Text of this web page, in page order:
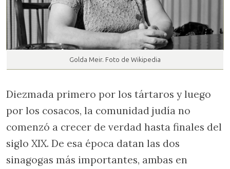
Golda Meir. Foto de Wikipedia
Diezmada primero por los tártaros y luego
por los cosacos, la comunidad judía no
comenzó a crecer de verdad hasta finales del
siglo XIX. De esa época datan las dos
sinagogas más importantes, ambas en